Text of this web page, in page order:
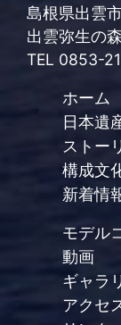
島根県出雲
出雲弥生の
TEL 0853-
ホーム
日本遺
ストー
構成文
新着情
モデル
動画
ギャラ
アクセ